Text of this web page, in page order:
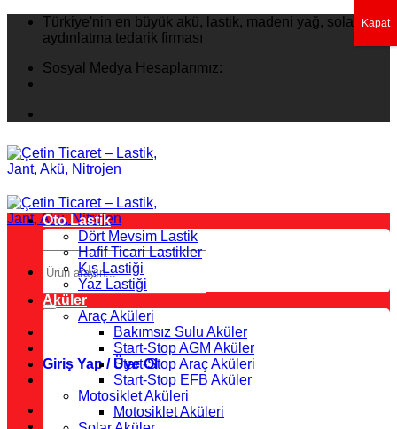
İçeriğeTürkiye'nin en büyük akü, lastik, madeni yağ, solar
aydınlatma tedarik firması
Sosyal Medya Hesaplarımız:
Ara:
Giriş Yap / Üye Ol
Oto Lastik
Dört Mevsim Lastik
Hafif Ticari Lastikler
Kış Lastiği
Yaz Lastiği
Aküler
Araç Aküleri
Bakımsız Sulu Aküler
Start-Stop AGM Aküler
Start-Stop Araç Aküleri
Start-Stop EFB Aküler
Motosiklet Aküleri
Motosiklet Aküleri
Kapat